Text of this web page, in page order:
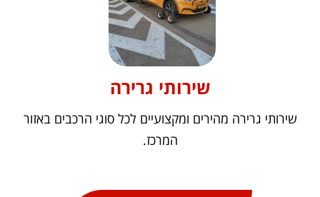
שירותי גרירה
שירותי גרירה מהירים ומקצועיים לכל סוגי הרכבים באזור
המרכז.